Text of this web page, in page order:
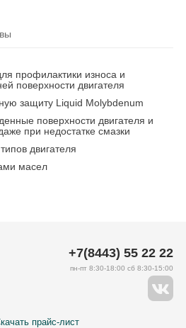
профилактики износа и
поверхности двигателя
защиту Liquid Molybdenum
поверхности двигателя и
при недостатке смазки
двигателя
масел
прайс-лист
+7(8443) 55 22 22
пн-пт 8:30-18:00 сб 8:30-15:00